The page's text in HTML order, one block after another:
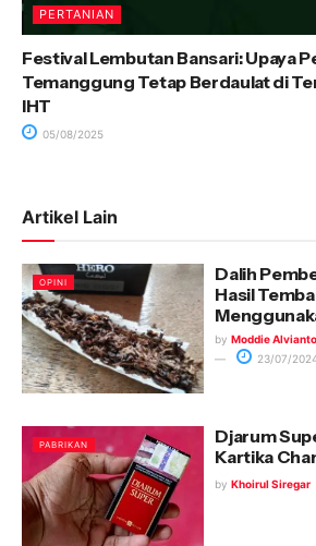
PERTANIAN
Festival Lembutan Bansari: Upaya
Temanggung Tetap Berdaulat di
IHT
05/08/2025
Artikel Lain
OPINI
Dalih
Hasil
by Moddie
23/07/
PABRIKAN
Djarum
Kartika
by Khoirul Siregar